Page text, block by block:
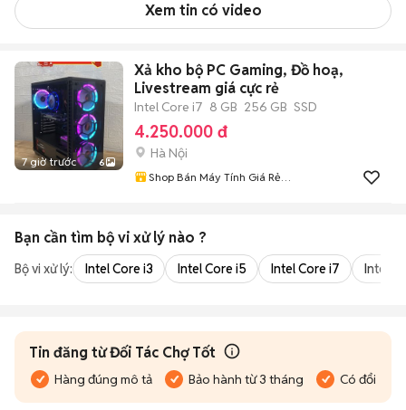
Xem tin có video
7 giờ trước 6
Xả kho bộ PC Gaming, Đồ hoạ,
Livestream giá cực rẻ
Intel Core i7 8 GB 256 GB SSD
4.250.000 đ
Hà Nội
Shop Bán Máy Tính Giá Rẻ
Bạn cần tìm bộ vi xử lý nào ?
Bộ vi xử lý: Intel Core i3 Intel Core i5 Intel Core i7 Intel
Tin đăng từ Đối Tác Chợ Tốt
Hàng đúng mô tả Bảo hành từ 3 tháng Có đổi trả